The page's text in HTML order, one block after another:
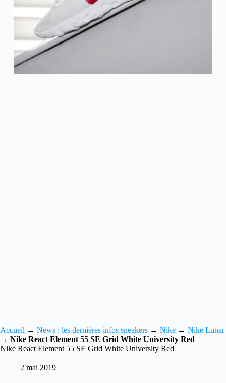
Accueil → News : les dernières infos sneakers → Nike → Nike Lunar
→ Nike React Element 55 SE Grid White University Red
Nike React Element 55 SE Grid White University Red
2 mai 2019